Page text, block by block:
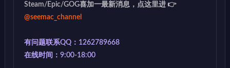
Steam/Epic/GOG喜加一最新消息，点这里进 👉
@seemac_channel
有问题联系QQ：1262789668
在线时间：9:00-18:00